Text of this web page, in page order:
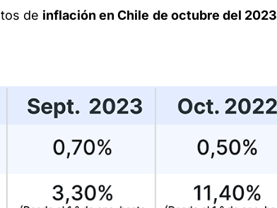
de inflación en Chile de octubre del 2023